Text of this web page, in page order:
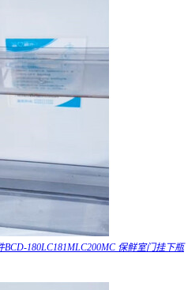
180LC181MLC200MC 保鲜室门挂下瓶